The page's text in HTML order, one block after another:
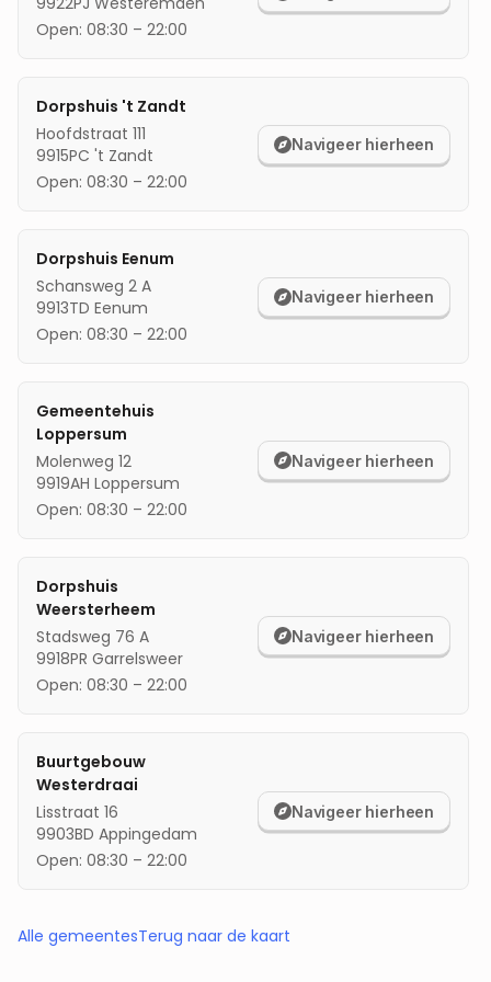
Open: 08:30 – 22:00
Dorpshuis 't Zandt
Hoofdstraat 111
9915PC 't Zandt
Open: 08:30 – 22:00
Navigeer hierheen
Dorpshuis Eenum
Schansweg 2 A
9913TD Eenum
Open: 08:30 – 22:00
Navigeer hierheen
Gemeentehuis
Loppersum
Molenweg 12
9919AH Loppersum
Open: 08:30 – 22:00
Navigeer hierheen
Dorpshuis
Weersterheem
Stadsweg 76 A
9918PR Garrelsweer
Open: 08:30 – 22:00
Navigeer hierheen
Buurtgebouw
Westerdraai
Lisstraat 16
9903BD Appingedam
Open: 08:30 – 22:00
Navigeer hierheen
Alle gemeentesTerug naar de kaart
locatie